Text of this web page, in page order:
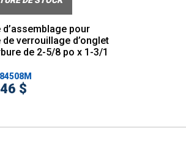
d’assemblage pour
de verrouillage d’onglet
de 2-5/8 po x 1-3/1
$